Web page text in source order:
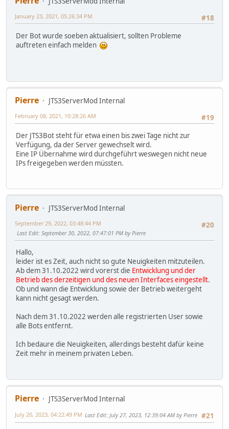
#18
January 23, 2021, 05:26:34 PM
Der Bot wurde soeben aktualisiert, sollten Probleme
auftreten einfach melden
Pierre
JTS3ServerMod Internal
#19
February 08, 2021, 10:28:26 AM
Der JTS3Bot steht für etwa einen bis zwei Tage nicht zur
Verfügung, da der Server gewechselt wird.
Eine IP Übernahme wird durchgeführt weswegen nicht neue
IPs freigegeben werden müssten.
Pierre
JTS3ServerMod Internal
#20
September 29, 2022, 03:48:44 PM
Last Edit: September 30, 2022, 07:47:01 PM by Pierre
Hallo,
leider ist es Zeit, auch nicht so gute Neuigkeiten mitzuteilen.
Ab dem 31.10.2022 wird vorerst die Entwicklung und der
Betriebdes derzeitigen und des neuen Interfaces eingestellt.
Ob und wann die Entwicklung sowie der Betrieb weitergeht
kann nicht gesagt werden.
Nach dem 31.10.2022 werden alle registrierten User sowie
alle Bots entfernt.
Ich bedaure die Neuigkeiten, allerdings besteht dafür keine
Zeit mehr in meinem privaten Leben.
Pierre
JTS3ServerMod Internal
#21
July 20, 2023, 04:22:49 PM Last Edit: July 27, 2023, 12:39:04 AM by Pierre